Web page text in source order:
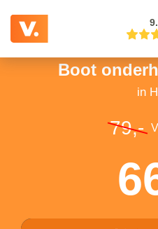
Boot
in
79,-